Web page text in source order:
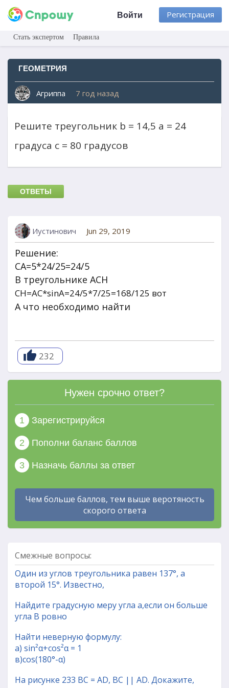
Регистрация
Войти
Стать экспертом Правила
ГЕОМЕТРИЯ
Агриппа 7 год назад
Решите треугольник b = 14,5 a = 24
градуса c = 80 градусов
ОТВЕТЫ
Иустинович Jun 29, 2019
Решение:
CА=5*24/25=24/5
В треугольнике АСН
СН=АС*sinA=24/5*7/25=168/125 вот
А что необходимо найти
232
Нужен срочно ответ?
1 Зарегистрируйся
2 Пополни баланс баллов
3 Назначь баллы за ответ
Чем больше баллов, тем выше веротяность
скорого ответа
Смежные вопросы:
Один из углов треугольника равен 137°, а
второй 15°. Известно,
Найдите градусную меру угла а,если он больше
угла В ровно
Найти неверную формулу:
а) sin²α+cos²α = 1
в)cos(180°-α)
На рисунке 233 BC = AD, BC || AD. Докажите,